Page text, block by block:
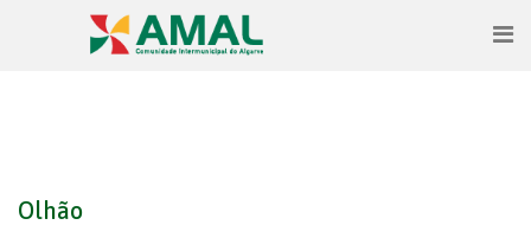
Olhão